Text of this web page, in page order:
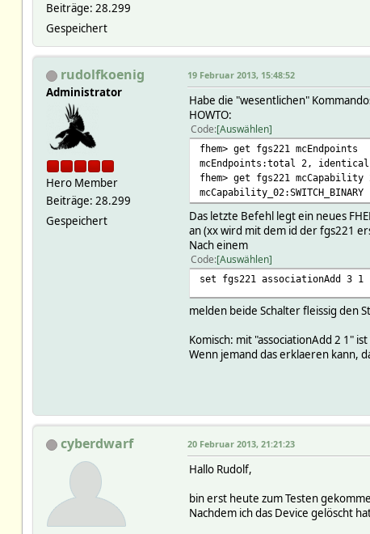
Beiträge: 28.299
Gespeichert
rudolfkoenig
Administrator
Hero Member
Beiträge: 28.299
Gespeichert
19 Februar 2013, 15:48:52
Habe die "wesentlichen"
HOWTO:
Code Auswählen
fhem> get fgs221 mcEndpoints
mcEndpoints:total 2, identical
fhem> get fgs221 mcCapability
mcCapability_02:SWITCH_BINARY
Das letzte Befehl legt ein neues
an (xx wird mit dem id der fgs221
Nach einem
Code Auswählen
set fgs221 associationAdd 3 1
melden beide Schalter fleissig den
Komisch: mit "associationAdd 2 1"
Wenn jemand das erklaeren kann,
cyberdwarf 20 Februar 2013, 21:21:23
Hallo Rudolf,
bin erst heute zum Testen
Nachdem ich das Device gelöscht